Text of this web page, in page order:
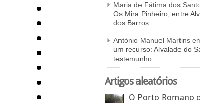
Maria de Fátima dos
Os Mira Pinheiro, entre
dos Barros…
António Manuel Martins
um recurso: Alvalade do
testemunho
Artigos aleatórios
O Porto Romano